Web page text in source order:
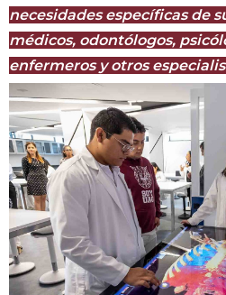
necesidades específicas de
médicos, odontólogos,
enfermeros y otros